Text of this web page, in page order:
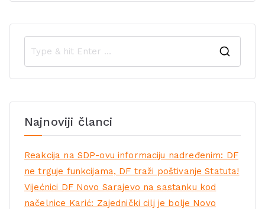
Najnoviji članci
Reakcija na SDP-ovu informaciju nadređenim: DF
ne trguje funkcijama, DF traži poštivanje Statuta!
Vijećnici DF Novo Sarajevo na sastanku kod
načelnice Karić: Zajednički cilj je bolje Novo